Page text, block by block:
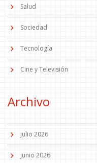
Salud
Sociedad
Tecnología
Cine y Televisión
Archivo
julio 2026
junio 2026